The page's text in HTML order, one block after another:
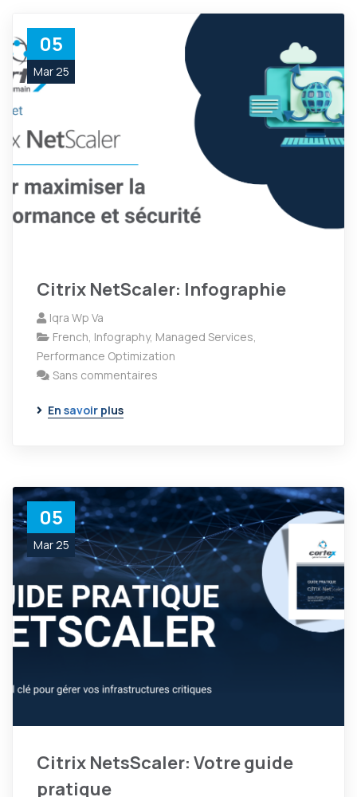
05
Mar 25
Citrix NetScaler: Infographie
Iqra Wp Va
French, Infography, Managed Services,
Performance Optimization
Sans commentaires
En savoir plus
05
Mar 25
Citrix NetsScaler: Votre guide
pratique